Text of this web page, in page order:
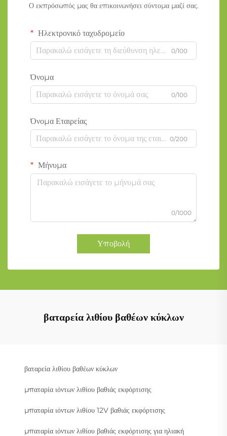
Ο εκπρόσωπός μας θα επικοινωνήσει σύντομα μαζί σας.
Ηλεκτρονικό ταχυδρομείο
0/100
Όνομα
0/100
Όνομα Εταιρείας
0/200
Μήνυμα
0/1000
Υποβολή
βαταρεία λιθίου βαθέων κύκλων
βαταρεία λιθίου βαθέων κύκλων
μπαταρία ιόντων λιθίου βαθιάς εκφόρτισης
μπαταρία ιόντων λιθίου 12V βαθιάς εκφόρτισης
μπαταρία ιόντων λιθίου βαθιάς εκφόρτισης για ηλιακή